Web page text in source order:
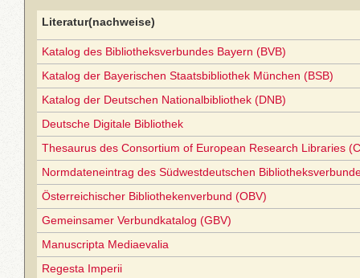
Literatur(nachweise)
Katalog des Bibliotheksverbundes Bayern (BVB)
Katalog der Bayerischen Staatsbibliothek München (BSB)
Katalog der Deutschen Nationalbibliothek (DNB)
Deutsche Digitale Bibliothek
Thesaurus des Consortium of European Research Libraries
Normdateneintrag des Südwestdeutschen
Österreichischer Bibliothekenverbund (OBV)
Gemeinsamer Verbundkatalog (GBV)
Manuscripta Mediaevalia
Regesta Imperii